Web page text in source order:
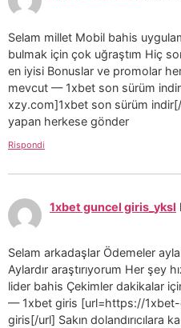
Selam millet Mobil bahis
bulmak için çok uğraştım Hiç
en iyisi Bonuslar ve promolar
mevcut — 1xbet son sürüm
xzy.com]1xbet son sürüm
yapan herkese gönder
Rispondi
1xbet guncel giris_yksl
Selam arkadaşlar Ödemeler
Aylardır araştırıyorum Her şey
lider bahis Çekimler dakikalar
— 1xbet giris [url=https://
giris[/url] Sakın dolandırıcılara